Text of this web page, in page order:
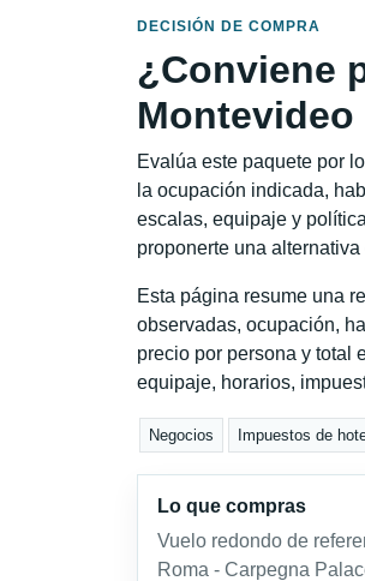
DECISIÓN DE COMPRA
¿Conviene
Montevideo
Evalúa este paquete por
la ocupación indicada,
escalas, equipaje y
proponerte una
Esta página resume una
observadas, ocupación,
precio por persona y total
equipaje, horarios,
Negocios Impuestos de
Lo que compras
Vuelo redondo de
Roma - Carpegna